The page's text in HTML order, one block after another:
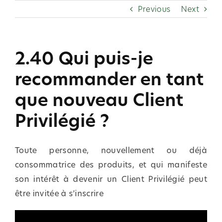
Previous Next
2.40 Qui puis-je
recommander en tant
que nouveau Client
Privilégié ?
Toute personne, nouvellement ou déjà
consommatrice des produits, et qui manifeste
son intérêt à devenir un Client Privilégié peut
être invitée à s’inscrire